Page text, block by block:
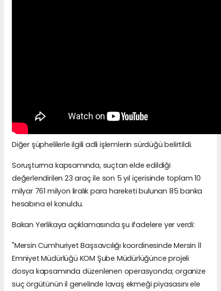
Diğer şüphelilerle ilgili adli işlemlerin sürdüğü belirtildi.
Soruşturma kapsamında, suçtan elde edildiği
değerlendirilen 23 araç ile son 5 yıl içerisinde toplam 10
milyar 761 milyon liralık para hareketi bulunan 85 banka
hesabına el konuldu.
Bakan Yerlikaya açıklamasında şu ifadelere yer verdi:
"Mersin Cumhuriyet Başsavcılığı koordinesinde Mersin İl
Emniyet Müdürlüğü KOM Şube Müdürlüğünce projeli
dosya kapsamında düzenlenen operasyonda; organize
suç örgütünün il genelinde lavaş ekmeği piyasasını ele